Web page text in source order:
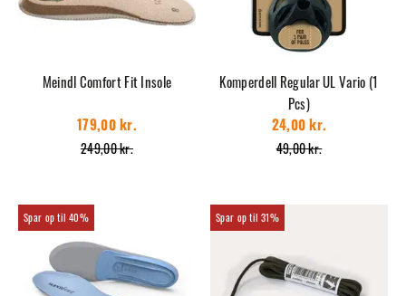
Meindl Comfort Fit Insole
249,00 kr.
179,00 kr.
Komperdell Regular UL Vario (1
Pcs)
49,00 kr.
24,00 kr.
40% 31%